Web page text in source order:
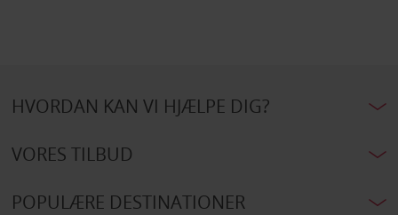
HVORDAN KAN VI HJÆLPE DIG?
VORES TILBUD
POPULÆRE DESTINATIONER